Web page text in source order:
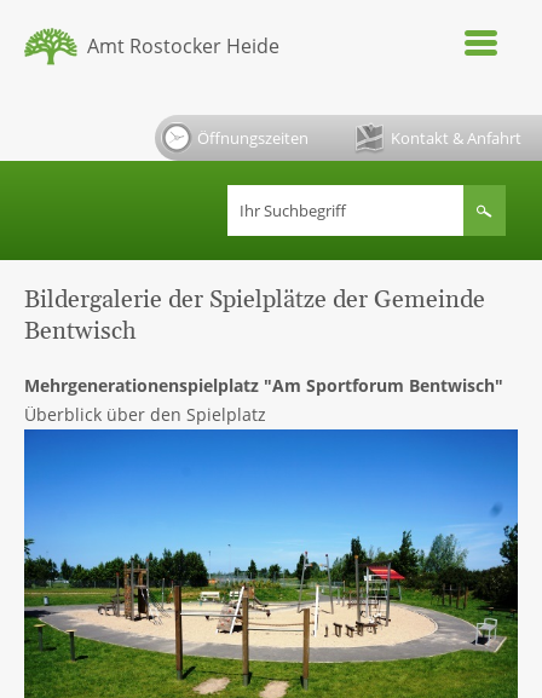
Amt Rostocker Heide
Öffnungszeiten Kontakt & Anfahrt
Bildergalerie der Spielplätze der Gemeinde
Bentwisch
Mehrgenerationenspielplatz "Am Sportforum Bentwisch"
Überblick über den Spielplatz